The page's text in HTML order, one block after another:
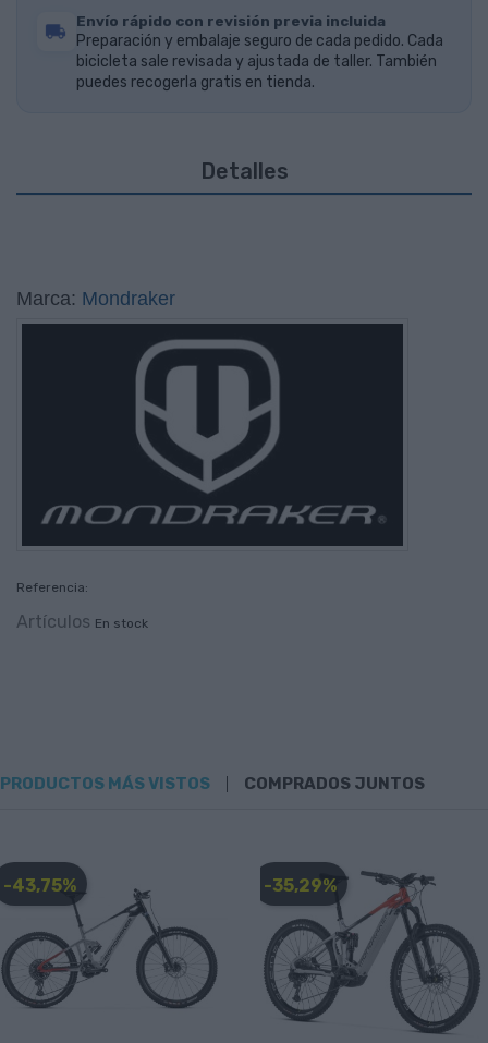
Envío rápido con revisión previa incluida
Preparación y embalaje seguro de cada pedido. Cada
bicicleta sale revisada y ajustada de taller. También
puedes recogerla gratis en tienda.
Detalles
Marca: Mondraker
Referencia:
Artículos En stock
PRODUCTOS MÁS VISTOS COMPRADOS JUNTOS
-43,75% -35,29%